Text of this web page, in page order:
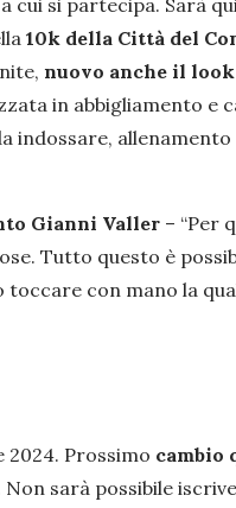
cui si partecipa. Sarà
10k della Città del
nuovo anche il look
in abbigliamento e
indossare,
Gianni Valler – “Per
Tutto questo è
con mano la
Prossimo cambio
sarà possibile